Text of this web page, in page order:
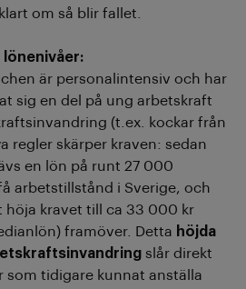
om så blir fallet.
är personalintensiv och har
sig en del på ung arbetskraft
(t.ex. kockar från
regler skärper kraven: sedan
en lön på runt 27 000
arbetstillstånd i Sverige, och
höja kravet till ca 33 000 kr
framöver. Detta höjda
slår direkt
som tidigare kunnat anställa